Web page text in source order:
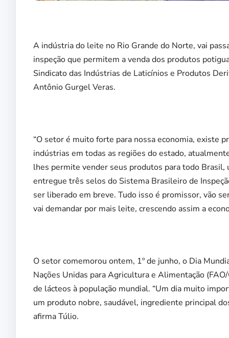
A indústria do leite no Rio Grande do Norte, vai
inspeção que permitem a venda dos produtos
Sindicato das Indústrias de Laticínios e Produtos
Antônio Gurgel Veras.
“O setor é muito forte para nossa economia, existe
indústrias em todas as regiões do estado,
lhes permite vender seus produtos para todo
entregue três selos do Sistema Brasileiro de
ser liberado em breve. Tudo isso é promissor, vão
vai demandar por mais leite, crescendo assim a
O setor comemorou ontem, 1º de junho, o Dia
Nações Unidas para Agricultura e Alimentação
de lácteos à população mundial. “Um dia muito
um produto nobre, saudável, ingrediente principal
afirma Túlio.